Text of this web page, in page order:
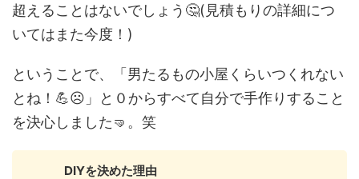
超えることはないでしょう🤔(見積もりの詳細につ
いてはまた今度！)
ということで、「男たるもの小屋くらいつくれない
とね！💪☹️」と０からすべて自分で手作りすること
を決心しました🤜。笑
DIYを決めた理由